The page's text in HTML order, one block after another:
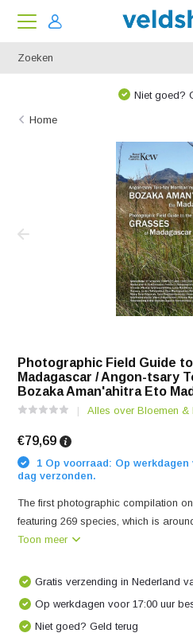
Niet goed?
Home
Photographic Field Guide
Madagascar / Angon-tsary
Bozaka Aman'ahitra Eto
Alles over Bloemen &
€79,69
1 Op voorraad: Op
dag verzonden.
The first photographic compilation
featuring 269 species, which is
Toon meer
Gratis verzending in Nederland
Op werkdagen voor 17:00 uur
Niet goed? Geld terug